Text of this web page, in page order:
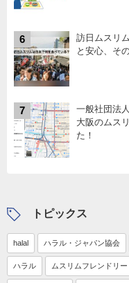
6
訪日ムスリ
と安心、そ
7
一般社団法
大阪のムス
た！
トピックス
halal ハラル・ジャパン協会
ハラル ムスリムフレンドリー